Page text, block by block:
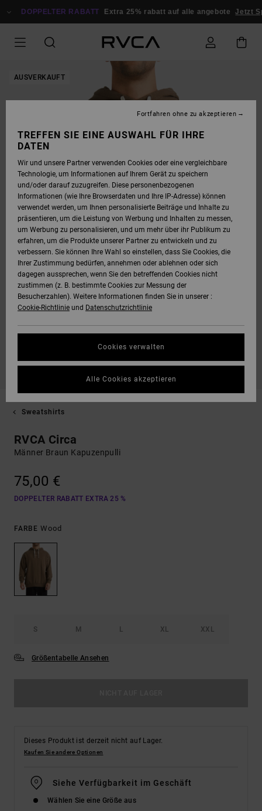
ZUR
DOPPELTER RABATT Extra 25% rabatt auf alle angebote Jetzt
AUSVERKAUFT
Sweatshirts
RVCA Circa
Männer Braun Kapuzenpulli
75,00 €
DOPPELTER RABATT EXTRA 25 %
FARBE Wood
S M L XL XXL
Größentabelle Ansehen
Dieses Produkt ist derzeit nicht auf Lager.
Kaufen Sie andere Optionen
Siehe Verfügbarkeit im Geschäft
Wählen Sie eine Größe aus
TREFFEN SIE EINE AUSWAHL FÜR IHRE
DATEN
Wir und unsere Partner verwenden Cookies oder eine vergleichbare
Technologie, um Informationen auf Ihrem Gerät zu speichern
und/oder darauf zuzugreifen. Diese personenbezogenen
Informationen (wie Ihre Browserdaten und Ihre IP-Adresse) können
verwendet werden, um Ihnen personalisierte Beiträge und Inhalte zu
präsentieren, um die Leistung von Werbung und Inhalten zu messen,
um Werbung zu personalisieren, und um mehr über ihr Publikum zu
erfahren, um die Produkte unserer Partner zu entwickeln und zu
verbessern. Sie können Ihre Wahl so einstellen, dass Sie Cookies, die
Ihrer Zustimmung bedürfen, annehmen oder ablehnen oder sich
dagegen aussprechen, wenn Sie den betreffenden Cookies nicht
zustimmen (z. B. bestimmte Cookies zur Messung der
Besucherzahlen). Weitere Informationen finden Sie in unserer :
Cookie-Richtlinie und Datenschutzrichtlinie
Cookies verwalten
Fortfahren ohne zu akzeptieren
Alle Cookies akzeptieren